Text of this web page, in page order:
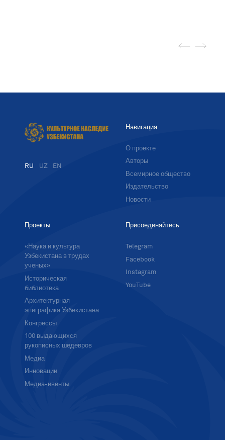
RU UZ EN
Навигация
О проекте
Авторы
Всемирное общество
Издательство
Новости
Проекты
«Наука и культура
Узбекистана в трудах
ученых»
Историческая
библиотека
Архитектурная
эпиграфика Узбекистана
Конгрессы
100 выдающихся
рукописных шедевров
Медиа
Инновации
Медиа-ивенты
Присоединяйтесь
Telegram
Facebook
Instagram
YouTube